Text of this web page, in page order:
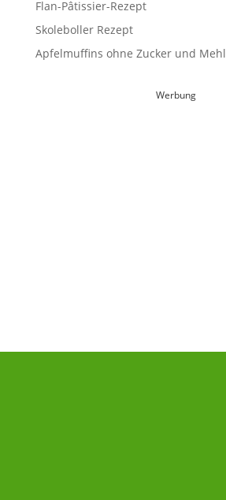
Flan-Pâtissier-Rezept
Skoleboller Rezept
Apfelmuffins ohne Zucker und Mehl
Werbung